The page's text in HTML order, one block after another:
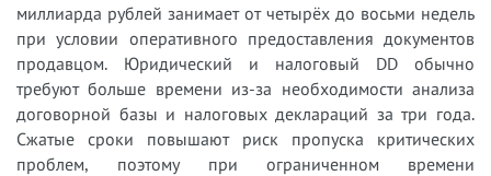
миллиарда рублей занимает от четырёх до восьми недель
при условии оперативного предоставления документов
продавцом. Юридический и налоговый DD обычно
требуют больше времени из-за необходимости анализа
договорной базы и налоговых деклараций за три года.
Сжатые сроки повышают риск пропуска критических
проблем, поэтому при ограниченном времени